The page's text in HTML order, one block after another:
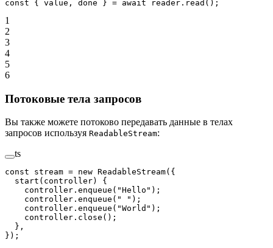
const { value , done } = await reader. read ();
1
2
3
4
5
6
Потоковые тела запросов
Вы также можете потоково передавать данные в телах
запросов используя ReadableStream:
ts
const stream = new ReadableStream({
  start
( controller) {
    controller.
enqueue ( "Hello" );
    controller.
enqueue ( " " );
    controller.
enqueue ( "World" );
    controller.
close ();
  },
});